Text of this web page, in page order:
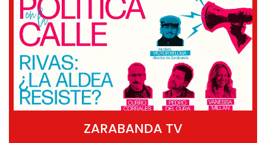
ZARABANDA TV